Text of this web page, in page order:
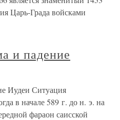
Царь-Града войсками
и падение
Иудеи Ситуация
в начале 589 г. до н. э. на
фараон саисской